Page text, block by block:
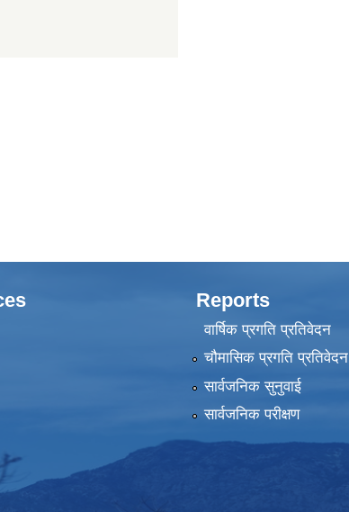
Reports
वार्षिक प्रगति प्रतिवेदन
चौमासिक प्रगति प्रतिवेदन
सार्वजनिक सुनुवाई
सार्वजनिक परीक्षण